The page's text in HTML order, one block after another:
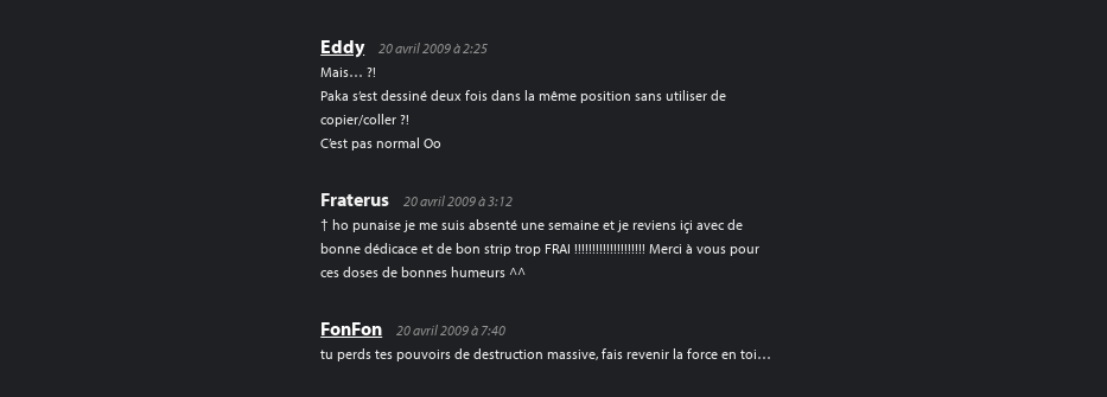
Eddy
20 avril 2009 à 2:25
Mais… ?!
Paka s’est dessiné deux fois dans la même position sans utiliser de
copier/coller ?!
C’est pas normal Oo
Fraterus
20 avril 2009 à 3:12
† ho punaise je me suis absenté une semaine et je reviens içi avec de
bonne dédicace et de bon strip trop FRAI !!!!!!!!!!!!!!!!!!!! Merci à vous pour
ces doses de bonnes humeurs ^^
FonFon
20 avril 2009 à 7:40
tu perds tes pouvoirs de destruction massive, fais revenir la force en toi…